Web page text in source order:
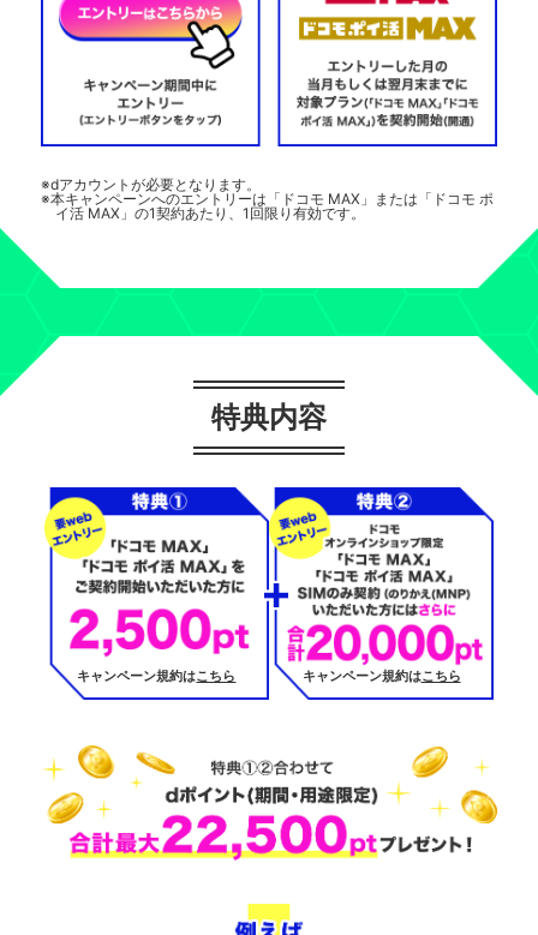
※dアカウントが必要となります。
※本キャンペーンへのエントリーは「ドコモ MAX」または「ドコモ ポ
イ活 MAX」の1契約あたり、1回限り有効です。
特典内容
キャンペーン規約はこちら キャンペーン規約はこちら